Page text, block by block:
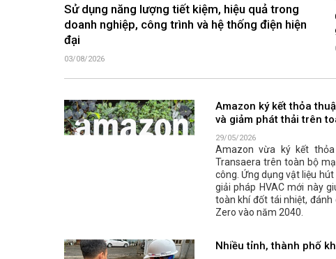
Sử dụng năng lượng tiết kiệm, hiệu quả trong
doanh nghiệp, công trình và hệ thống điện hiện
đại
03/08/2026
Amazon ký kết thỏa
và giảm phát thải trên
29/05/2026
Amazon vừa ký kết
Transaera trên toàn bộ
công. Ứng dụng vật liệu
giải pháp HVAC mới này
toàn khí đốt tái nhiệt,
Zero vào năm 2040.
Nhiều tỉnh, thành phố